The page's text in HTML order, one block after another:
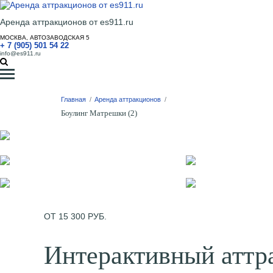
Аренда аттракционов от es911.ru
МОСКВА, АВТОЗАВОДСКАЯ 5
+ 7 (905) 501 54 22
info@es911.ru
Главная / Аренда аттракционов /
Боулинг Матрешки (2)
ОТ 15 300 РУБ.
Интерактивный